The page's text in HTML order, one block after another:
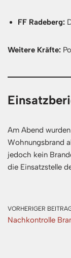
FF Radeberg:
Weitere Kräfte:
Am Abend
Wohnungsbrand
jedoch kein
die Einsatzstelle
VORHERIGER
Nachkontrolle